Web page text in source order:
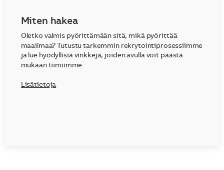
Miten hakea
Oletko valmis pyörittämään sitä, mikä pyörittää
maailmaa? Tutustu tarkemmin rekrytointiprosessiimme
ja lue hyödyllisiä vinkkejä, joiden avulla voit päästä
mukaan tiimiimme.
Lisätietoja